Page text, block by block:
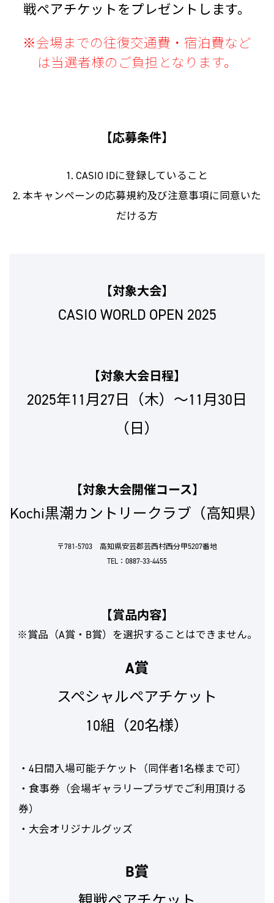
戦ペアチケットをプレゼントします。
※会場までの往復交通費・宿泊費など
は当選者様のご負担となります。
【応募条件】
1. CASIO IDに登録していること
2. 本キャンペーンの応募規約及び注意事項に同意いた
だける方
【対象大会】
CASIO WORLD OPEN 2025
【対象大会日程】
2025年11月27日（木）～11月30日
（日）
【対象大会開催コース】
Kochi黒潮カントリークラブ（高知県）
〒781-5703 高知県安芸郡芸西村西分甲5207番地
TEL：0887-33-4455
【賞品内容】
※賞品（A賞・B賞）を選択することはできません。
A賞
スペシャルペアチケット
10組（20名様）
・4日間入場可能チケット（同伴者1名様まで可）
・食事券（会場ギャラリープラザでご利用頂ける
券）
・大会オリジナルグッズ
B賞